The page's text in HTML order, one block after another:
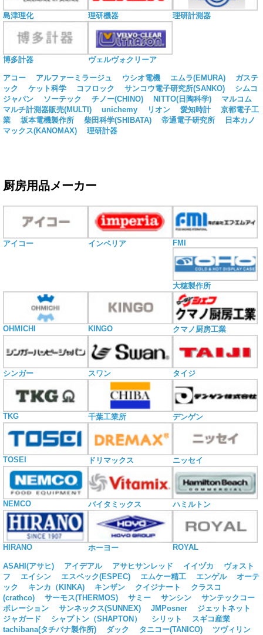
島津理化 理研機器 理研計測器
博多計器 ヴェルヴォクリーア
アコー アルファーミラージュ ウシオ電機 エムラ(EMURA)
ガステ
ック
ケット科学 コフロック サンコウ電子研究所(SANKO)
シムコ
ジャパン
ソーテック チノー(CHINO) NITTO(日陶科学)
マルコム
マルチ計測器販売(MULTI)
unichemy リオン 愛知時計
京都電子工
業
坂本電機製作所 柴田科学(SHIBATA) 帝通電子研究所
日本カノ
マックス(KANOMAX)
理研計器
厨房用品メーカー
アイコー インペリア FMI
大穂製作所
OHMICHI KINGO クマノ厨房工業
シンガー スワン タイジ
TKG 千葉工業所 デンゲン
TOSEI ドリマックス ニッセイ
NEMCO バイタミックス ハミルトン
HIRANO ホーヨー ROYAL
ASAHI(アサヒ) アイデアル アサヒサンレッド イイヅカ
ヴォスト
フ
エイシン エスペック(ESPEC) エムケー精工 エンゲル
オーテ
ック
キンカ（KINKA) キンザン クイジナート
クラスコ
(crathco)
サーモス(THERMOS) サミー サンシン
サンテックコー
ポレーション
サンネックス(SUNNEX) JMPosner
ジェットネット
ジャガード
シャプトン（SHAPTON） シリット
スギコ産業
tachibana(タチバナ製作所)
ダック タニコー(TANICO)
ツヴィリン